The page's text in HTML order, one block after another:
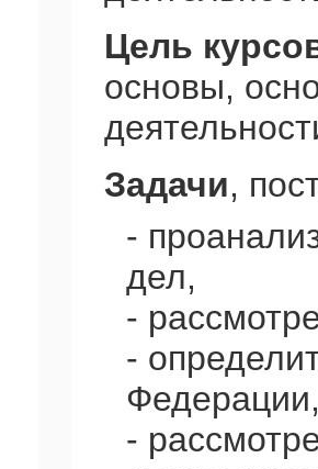
Цель
основы,
Задачи,
-
дел,
-
-
Федерации,
-